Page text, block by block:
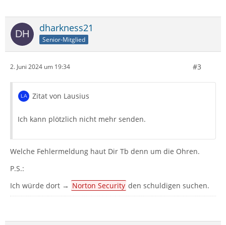
dharkness21
Senior-Mitglied
2. Juni 2024 um 19:34 #3
Zitat von Lausius
Ich kann plötzlich nicht mehr senden.
Welche Fehlermeldung haut Dir Tb denn um die Ohren.
P.S.:
Ich würde dort → Norton Security den schuldigen suchen.